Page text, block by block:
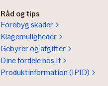
Råd og tips
Forebyg skader
Klagemuligheder
Gebyrer og afgifter
Dine fordele hos If
Produktinformation (IPID)